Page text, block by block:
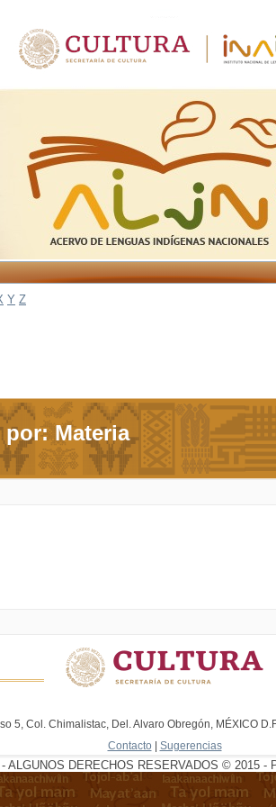
Y Z
Materia
5, Col. Chimalistac, Del. Alvaro Obregón, MÉXICO
Contacto | Sugerencias
ALGUNOS DERECHOS RESERVADOS © 2015 -